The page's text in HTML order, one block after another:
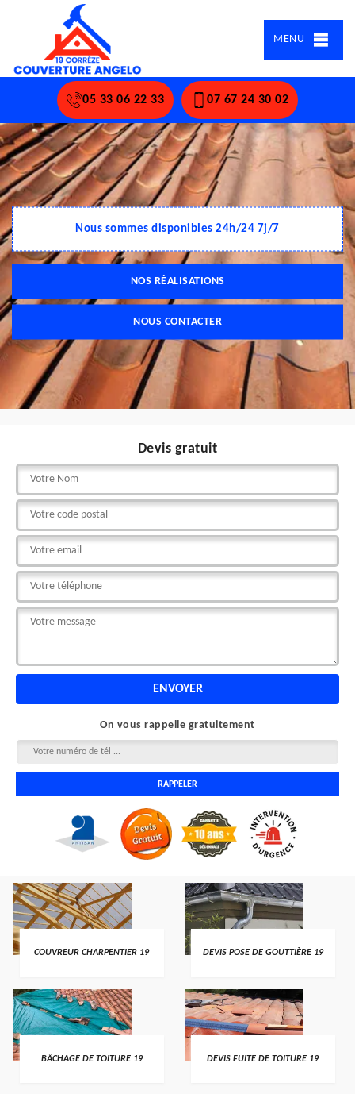
MENU
05 33 06 22 33 07 67 24 30 02
Nous sommes disponibles 24h/24 7j/7
NOS RÉALISATIONS
NOUS CONTACTER
Devis gratuit
On vous rappelle gratuitement
COUVREUR CHARPENTIER 19 DEVIS POSE DE GOUTTIÈRE 19
BÂCHAGE DE TOITURE 19 DEVIS FUITE DE TOITURE 19